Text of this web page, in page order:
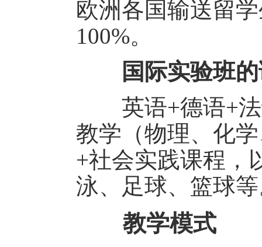
欧洲各国输送留
100%。
国际实验班的
英语+德语+法
教学（物理、化
+社会实践课程，
泳、足球、篮球
教学模式